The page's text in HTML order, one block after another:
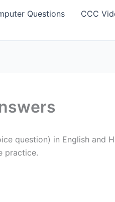
Questions
CCC
question) in English and
practice.